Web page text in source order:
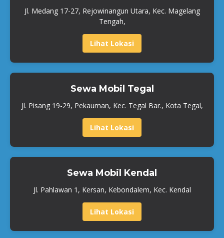
Jl. Medang 17-27, Rejowinangun Utara, Kec. Magelang
Tengah,
Lihat Lokasi
Sewa Mobil Tegal
Jl. Pisang 19-29, Pekauman, Kec. Tegal Bar., Kota Tegal,
Lihat Lokasi
Sewa Mobil Kendal
Jl. Pahlawan 1, Kersan, Kebondalem, Kec. Kendal
Lihat Lokasi